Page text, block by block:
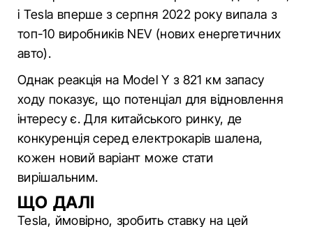
і Tesla вперше з серпня 2022 року випала з
топ-10 виробників NEV (нових енергетичних
авто).
Однак реакція на Model Y з 821 км запасу
ходу показує, що потенціал для відновлення
інтересу є. Для китайського ринку, де
конкуренція серед електрокарів шалена,
кожен новий варіант може стати
вирішальним.
ЩО ДАЛІ
Tesla, ймовірно, зробить ставку на цей